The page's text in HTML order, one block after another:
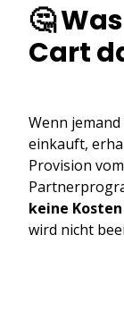
🤔
Cart
Wenn
einkauft,
Provision
keine Kosten
wird nicht